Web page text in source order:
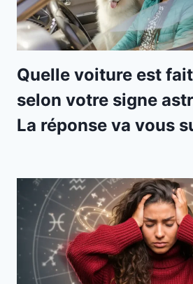
Quelle voiture est
selon votre signe
La réponse va vous